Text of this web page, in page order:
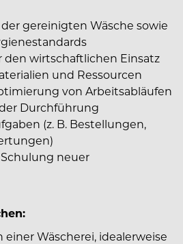
gereinigten Wäsche sowie
wirtschaftlichen Einsatz
und Ressourcen
von Arbeitsabläufen
Durchführung
(z. B. Bestellungen,
neuer
Wäscherei, idealerweise